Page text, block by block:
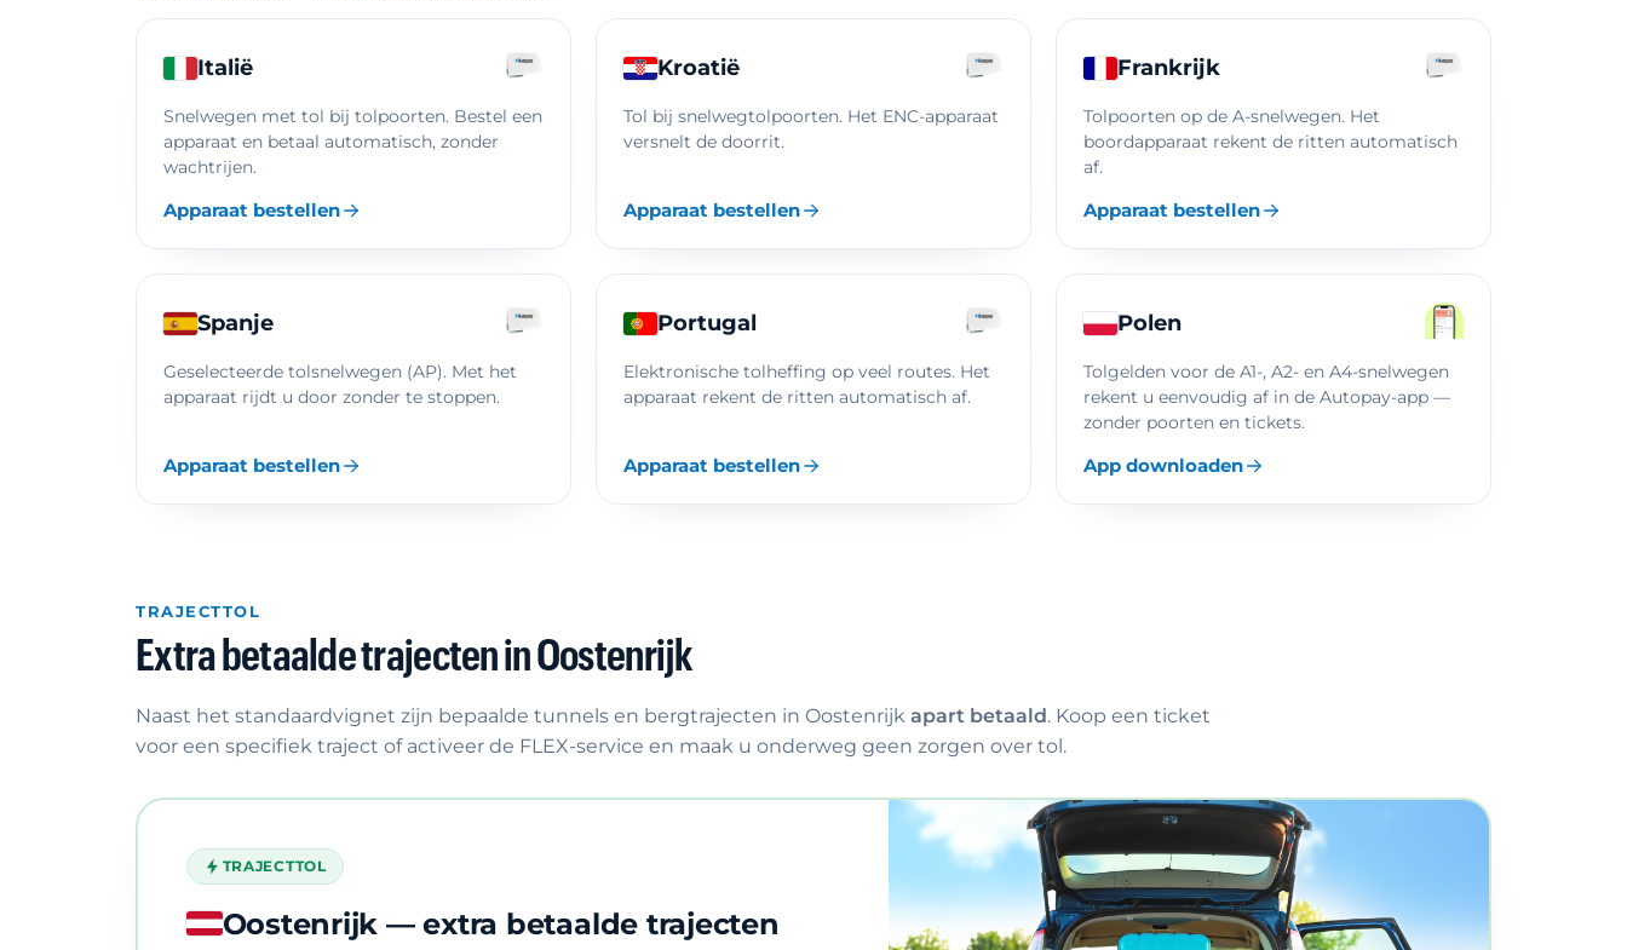
Italië
Snelwegen met tol bij tolpoorten. Bestel een
apparaat en betaal automatisch, zonder
wachtrijen.
Apparaat bestellen
Kroatië
Tol bij snelwegtolpoorten. Het ENC-apparaat
versnelt de doorrit.
Apparaat bestellen
Frankrijk
Tolpoorten op de A-snelwegen. Het
boordapparaat rekent de ritten automatisch
af.
Apparaat bestellen
Spanje
Geselecteerde tolsnelwegen (AP). Met het
apparaat rijdt u door zonder te stoppen.
Apparaat bestellen
Portugal
Elektronische tolheffing op veel routes. Het
apparaat rekent de ritten automatisch af.
Apparaat bestellen
Polen
Tolgelden voor de A1-, A2- en A4-snelwegen
rekent u eenvoudig af in de Autopay-app —
zonder poorten en tickets.
App downloaden
TRAJECTTOL
Extra betaalde trajecten in Oostenrijk
Naast het standaardvignet zijn bepaalde tunnels en bergtrajecten in Oostenrijk apart betaald. Koop een ticket
voor een specifiek traject of activeer de FLEX-service en maak u onderweg geen zorgen over tol.
TRAJECTTOL
Oostenrijk — extra betaalde trajecten